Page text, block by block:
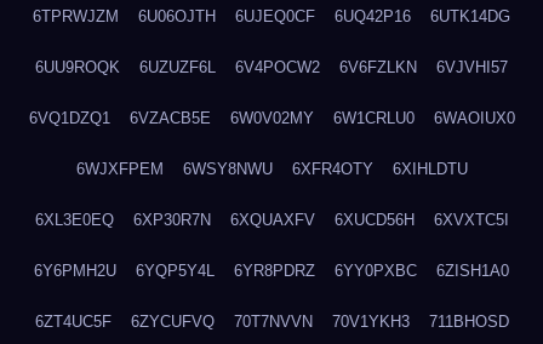
6TPRWJZM 6U06OJTH 6UJEQ0CF 6UQ42P16 6UTK14DG
6UU9ROQK 6UZUZF6L 6V4POCW2 6V6FZLKN 6VJVHI57
6VQ1DZQ1 6VZACB5E 6W0V02MY 6W1CRLU0 6WAOIUX0
6WJXFPEM 6WSY8NWU 6XFR4OTY 6XIHLDTU
6XL3E0EQ 6XP30R7N 6XQUAXFV 6XUCD56H 6XVXTC5I
6Y6PMH2U 6YQP5Y4L 6YR8PDRZ 6YY0PXBC 6ZISH1A0
6ZT4UC5F 6ZYCUFVQ 70T7NVVN 70V1YKH3 711BHOSD